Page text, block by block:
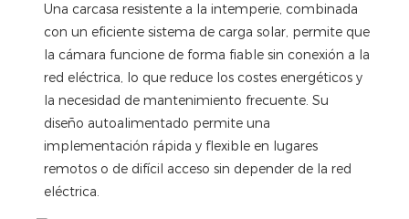
Una carcasa resistente a la intemperie, combinada
con un eficiente sistema de carga solar, permite que
la cámara funcione de forma fiable sin conexión a la
red eléctrica, lo que reduce los costes energéticos y
la necesidad de mantenimiento frecuente. Su
diseño autoalimentado permite una
implementación rápida y flexible en lugares
remotos o de difícil acceso sin depender de la red
eléctrica.